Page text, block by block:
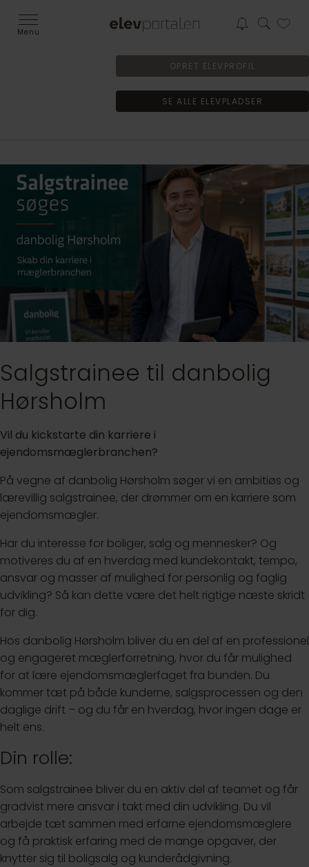
Menu
OPRET ELEVPROFIL
SE ALLE ELEVPLADSER
Salgstrainee til danbolig
Hørsholm
Vil du kickstarte din karriere i
ejendomsmæglerbranchen?
På vegne af danbolig Hørsholm søger vi en ambitiøs og
lærevillig salgstrainee, der drømmer om en karriere som
ejendomsmægler.
Har du interesse for boliger, salg og mennesker? Og
motiveres du af en hverdag med kundekontakt, tempo,
ansvar og masser af mulighed for personlig og faglig
udvikling? Så kan dette være det helt rigtige næste skridt
for dig.
Hos danbolig Hørsholm bliver du en del af en professionel
og engageret mæglerforretning, hvor du får mulighed
for at lære ejendomsmæglerfaget fra bunden. Du
kommer tæt på både kunderne, salgsprocessen og den
daglige drift – og du får en hverdag, hvor ingen dage er
helt ens.
Din rolle:
Som salgstrainee bliver du en aktiv del af teamet og får
gradvist mere ansvar i takt med din udvikling. Du vil
arbejde tæt sammen med erfarne ejendomsmæglere
og få praktisk erfaring med de mange opgaver, der
knytter sig til boligsalg og kunderådgivning.